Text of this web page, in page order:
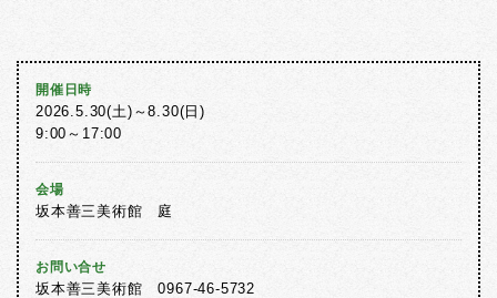
開催日時
2026.5.30(土)～8.30(日)
9:00～17:00
会場
坂本善三美術館 庭
お問い合せ
坂本善三美術館 0967-46-5732